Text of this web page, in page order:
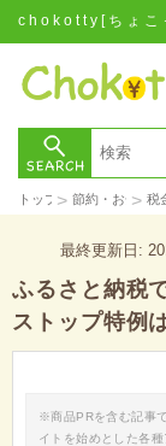
chokotty[ちょこ
トップ > 節約・お金> 税
最終更新日:
ふるさと納税
ストップ特例
※商品PRを含む記事
イトを始めとした各